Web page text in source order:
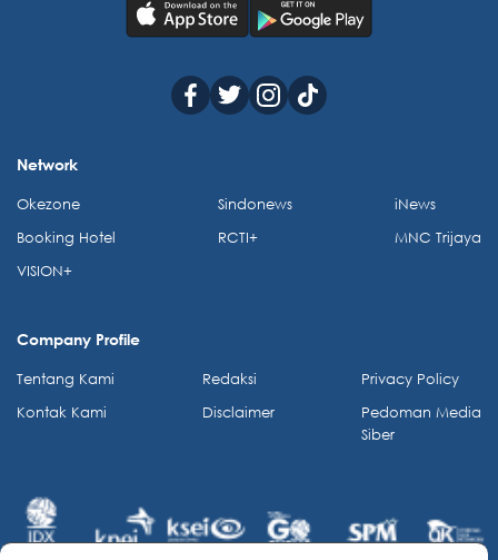
Network
Okezone
Booking Hotel
VISION+
Sindonews
RCTI+
iNews
MNC Trijaya
Company Profile
Tentang Kami
Kontak Kami
Redaksi
Disclaimer
Privacy Policy
Pedoman Media
Siber